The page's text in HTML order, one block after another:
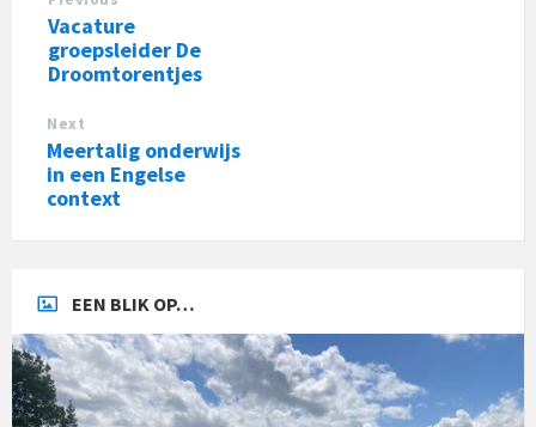
Vacature
groepsleider De
Droomtorentjes
Next
Meertalig onderwijs
in een Engelse
context
EEN BLIK OP…